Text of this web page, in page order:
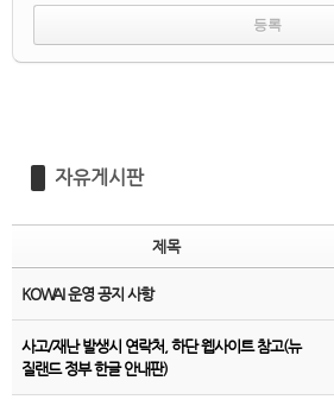
자유게시판
제목
KOWAI 운영 공지 사항
사고/재난 발생시 연락처, 하단 웹사이트 참고(뉴
질랜드 정부 한글 안내판)